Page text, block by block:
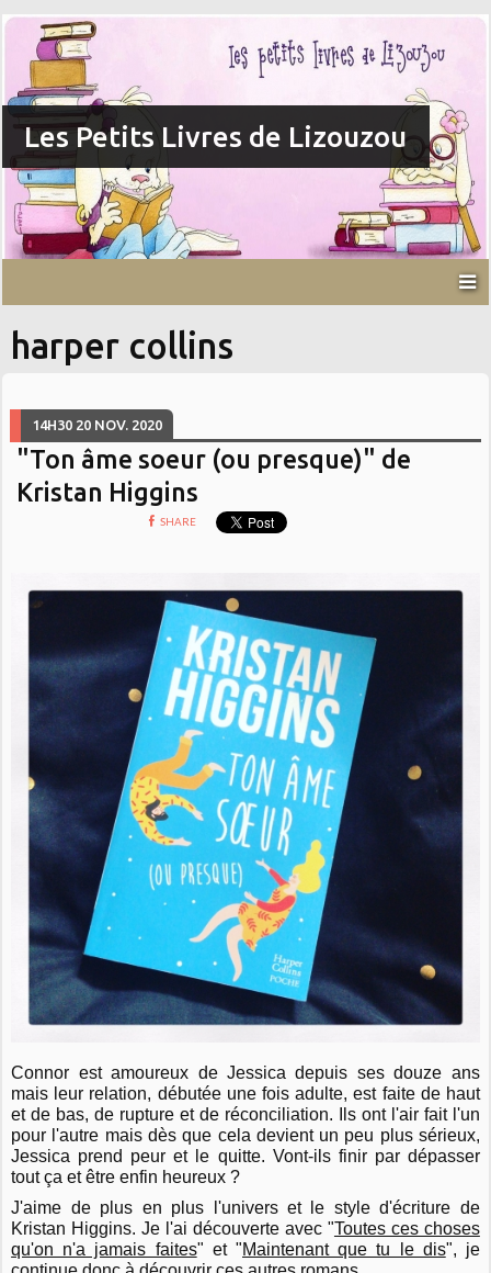
Les Petits Livres de Lizouzou
harper collins
14H30 20 NOV. 2020
"Ton âme soeur (ou presque)" de
Kristan Higgins
SHARE
Connor est amoureux de Jessica depuis ses douze ans
mais leur relation, débutée une fois adulte, est faite de haut
et de bas, de rupture et de réconciliation. Ils ont l'air fait l'un
pour l'autre mais dès que cela devient un peu plus sérieux,
Jessica prend peur et le quitte. Vont-ils finir par dépasser
tout ça et être enfin heureux ?
J'aime de plus en plus l'univers et le style d'écriture de
Kristan Higgins. Je l'ai découverte avec "Toutes ces choses
qu'on n'a jamais faites" et "Maintenant que tu le dis", je